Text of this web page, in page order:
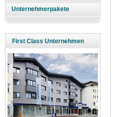
Unternehmerpakete
First Class Unternehmen